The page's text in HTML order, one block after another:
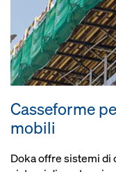
Casseforme
mobili
Doka offre sistemi di